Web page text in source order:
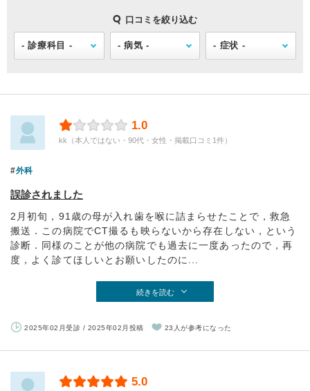
口コミを絞り込む
1.0
kk（本人ではない・90代・女性・掲載口コミ1件）
外科
誤診されました
2月初旬，91歳の母が入れ歯を喉に詰まらせたことで，救急
搬送．この病院でCT撮るも映らないから存在しない，という
診断．同様のことが他の病院でも過去に一度あったので，再
度，よく診てほしいとお願いしたのに...
続きを読む
2025年02月受診 / 2025年02月投稿 23人が参考になった
5.0